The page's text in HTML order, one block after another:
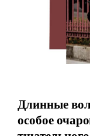
Длинные
особое